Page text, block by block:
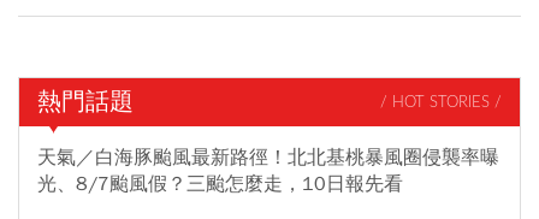
熱門話題 / HOT STORIES /
天氣／白海豚颱風最新路徑！北北基桃暴風圈侵襲率曝
光、8/7颱風假？三颱怎麼走，10日報先看